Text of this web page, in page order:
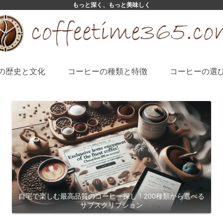
もっと深く、もっと美味しく
歴史と文化 コーヒーの種類と特徴 コーヒーの選
自宅で楽しむ最高品質のコーヒー探し！200種類から選べる
サブスクリプション